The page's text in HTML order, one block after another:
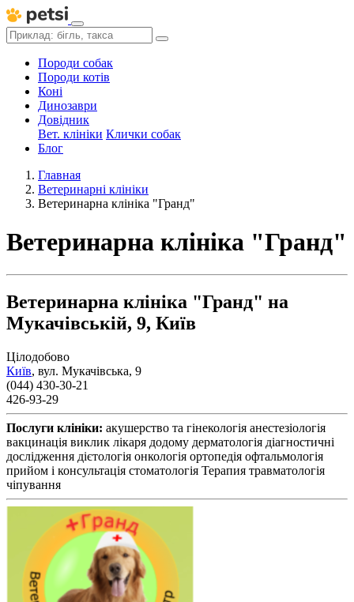
Породи собак
Породи котів
Коні
Динозаври
Довідник
Вет. клініки Клички собак
Блог
Главная
Ветеринарні клініки
Ветеринарна клініка "Гранд"
Ветеринарна клініка "Гранд"
Ветеринарна клініка "Гранд" на
Мукачівській, 9, Київ
Цілодобово
Київ, вул. Мукачівська, 9
(044) 430-30-21
426-93-29
Послуги клініки: акушерство та гінекологія анестезіологія
вакцинація виклик лікаря додому дерматологія діагностичні
дослідження дієтологія онкологія ортопедія офтальмологія
прийом і консультація стоматологія Терапия травматологія
чіпування